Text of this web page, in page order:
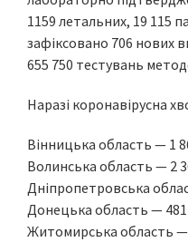
1159 летальних, 19 115
зафіксовано 706 нових
655 750 тестувань
Наразі коронавірусна
Вінницька область — 1
Волинська область — 2
Дніпропетровська
Донецька область —
Житомирська область —